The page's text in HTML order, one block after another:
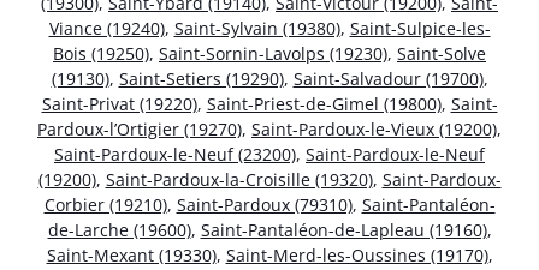
Viance (19240), Saint-Sylvain (19380), Saint-Sulpice-les-
Bois (19250), Saint-Sornin-Lavolps (19230), Saint-Solve
(19130), Saint-Setiers (19290), Saint-Salvadour (19700),
Saint-Privat (19220), Saint-Priest-de-Gimel (19800), Saint-
Pardoux-l’Ortigier (19270), Saint-Pardoux-le-Vieux (19200),
Saint-Pardoux-le-Neuf (23200), Saint-Pardoux-le-Neuf
(19200), Saint-Pardoux-la-Croisille (19320), Saint-Pardoux-
Corbier (19210), Saint-Pardoux (79310), Saint-Pantaléon-
de-Larche (19600), Saint-Pantaléon-de-Lapleau (19160),
Saint-Mexant (19330), Saint-Merd-les-Oussines (19170),